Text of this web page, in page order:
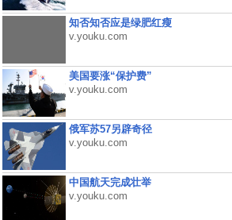
知否知否应是绿肥红瘦
v.youku.com
美国要涨“保护费”
v.youku.com
俄军苏57另辟奇径
v.youku.com
中国航天完成壮举
v.youku.com